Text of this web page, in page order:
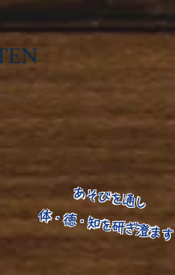
あそびを通し
体・徳・知を研ぎ澄ます